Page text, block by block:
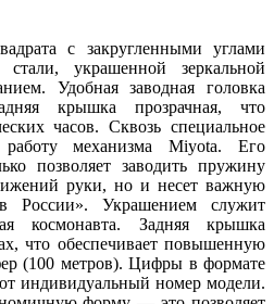
с закругленными углами
украшенной зеркальной
Удобная заводная головка
крышка прозрачная, что
часов. Сквозь специальное
механизма Miyota. Его
позволяет заводить пружину
руки, но и несет важную
России». Украшением служит
космонавта. Задняя крышка
что обеспечивает повышенную
(100 метров). Цифры в формате
индивидуальный номер модели.